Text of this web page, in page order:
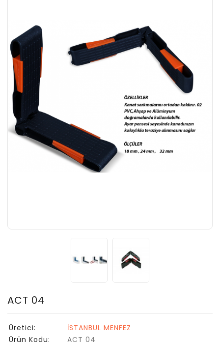
ACT 04
Üretici:
İSTANBUL MENFEZ
Ürün Kodu:
ACT 04